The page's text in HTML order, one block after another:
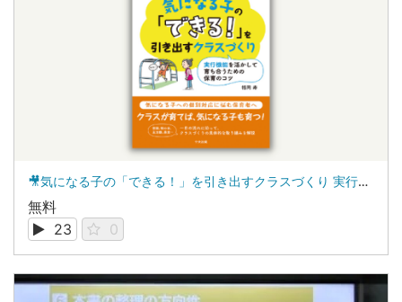
🎥気になる子の「できる！」を引き出すクラスづくり 実行機能を活かして育ち合うための保育のコツ
無料
23
0